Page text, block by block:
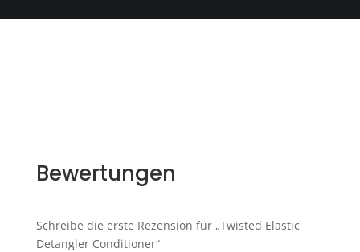
Bewertungen
Schreibe die erste Rezension für „Twisted Elastic
Detangler Conditioner“